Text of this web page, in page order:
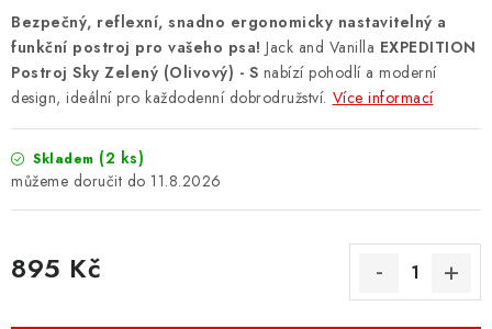
Obchodní podmínky
Doprava a platba Moje objednávka
Bezpečný, reflexní, snadno ergonomicky nastavitelný a
funkční postroj pro vašeho psa! Jack and Vanilla EXPEDITION
Postroj Sky Zelený (Olivový) - S nabízí pohodlí a moderní
design, ideální pro každodenní dobrodružství. Více informací
Skladem (2 ks)
11.8.2026
895 Kč